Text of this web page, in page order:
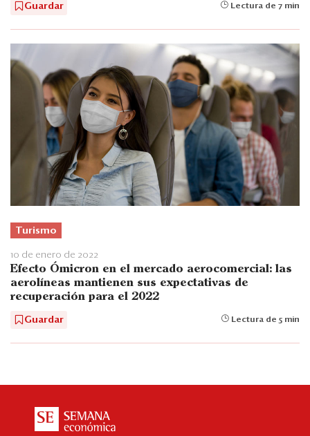
Guardar Lectura de 7 min
Turismo
10 de enero de 2022
Efecto Ómicron en el mercado aerocomercial: las
aerolíneas mantienen sus expectativas de
recuperación para el 2022
Guardar Lectura de 5 min